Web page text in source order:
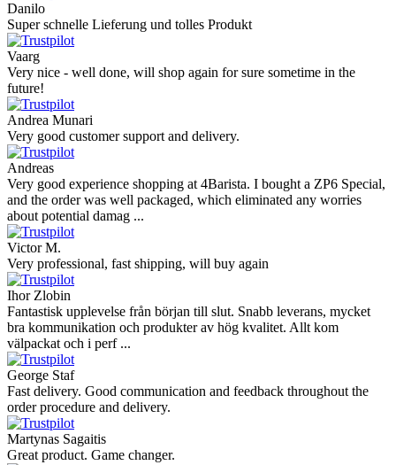
Danilo
Super schnelle Lieferung und tolles Produkt
Vaarg
Very nice - well done, will shop again for sure sometime in the
future!
Andrea Munari
Very good customer support and delivery.
Andreas
Very good experience shopping at 4Barista. I bought a ZP6 Special,
and the order was well packaged, which eliminated any worries
about potential damag ...
Victor M.
Very professional, fast shipping, will buy again
Ihor Zlobin
Fantastisk upplevelse från början till slut. Snabb leverans, mycket
bra kommunikation och produkter av hög kvalitet. Allt kom
välpackat och i perf ...
George Staf
Fast delivery. Good communication and feedback throughout the
order procedure and delivery.
Martynas Sagaitis
Great product. Game changer.